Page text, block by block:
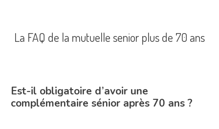
La FAQ de la mutuelle senior plus de 70 ans
Est-il obligatoire d’avoir une
complémentaire sénior après 70 ans ?